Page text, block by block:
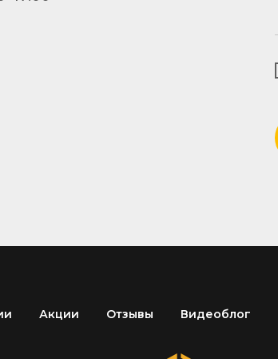
Акции Отзывы Видеоблог